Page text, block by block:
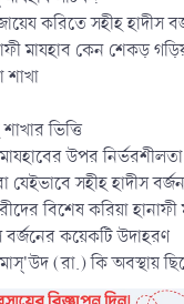
করিতে সহীহ হাদীস
মাযহাব কেন শেকড়
শাখা
ভিত্তি
উপর নির্ভরশীলতা
যেইভাবে সহীহ হাদীস
বিশেষ করিয়া হানাফী
বর্জনের কয়েকটি উদাহরণ
(রা.) কি অবস্থায়